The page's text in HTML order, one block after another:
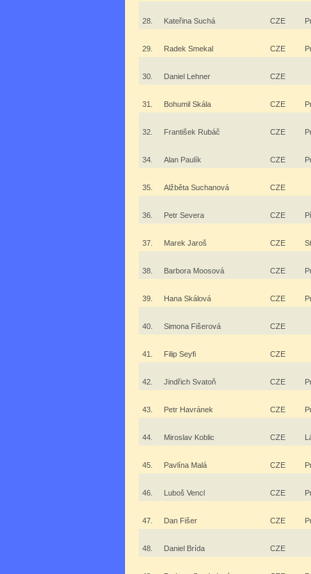
28. Kateřina Suchá CZE
29. Radek Smekal CZE
30. Daniel Lehner CZE
31. Bohumil Skála CZE
32. František Rubáč CZE
34. Alan Paulík CZE
35. Alžběta Suchanová CZE
36. Petr Severa CZE
37. Marek Jaroš CZE
38. Barbora Moosová CZE
39. Hana Skálová CZE
40. Simona Fišerová CZE
41. Filip Seyfi CZE
42. Jindřich Svatoň CZE
43. Petr Havránek CZE
44. Miroslav Koblic CZE
45. Pavlína Malá CZE
46. Luboš Vencl CZE
47. Dan Fišer CZE
48. Daniel Brída CZE